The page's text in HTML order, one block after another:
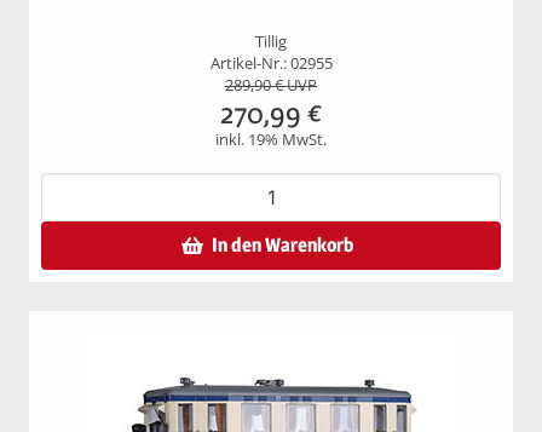
Tillig
Artikel-Nr.: 02955
289,90€ UVP
270,99 €
inkl. 19% MwSt.
In den Warenkorb